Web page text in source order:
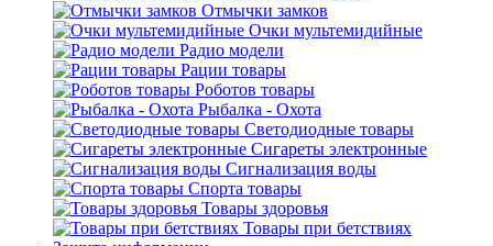
Отмычки замков
Очки мультемидийные
Радио модели
Рации товары
Роботов товары
Рыбалка - Охота
Светодиодные товары
Сигареты электронные
Сигнализация воды
Спорта товары
Товары здоровья
Товары при бетствиях